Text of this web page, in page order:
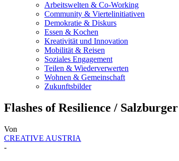
Arbeitswelten & Co-Working
Community & Viertelinitiativen
Demokratie & Diskurs
Essen & Kochen
Kreativität und Innovation
Mobilität & Reisen
Soziales Engagement
Teilen & Wiederverwerten
Wohnen & Gemeinschaft
Zukunftsbilder
Flashes of Resilience /
Von
CREATIVE AUSTRIA
-